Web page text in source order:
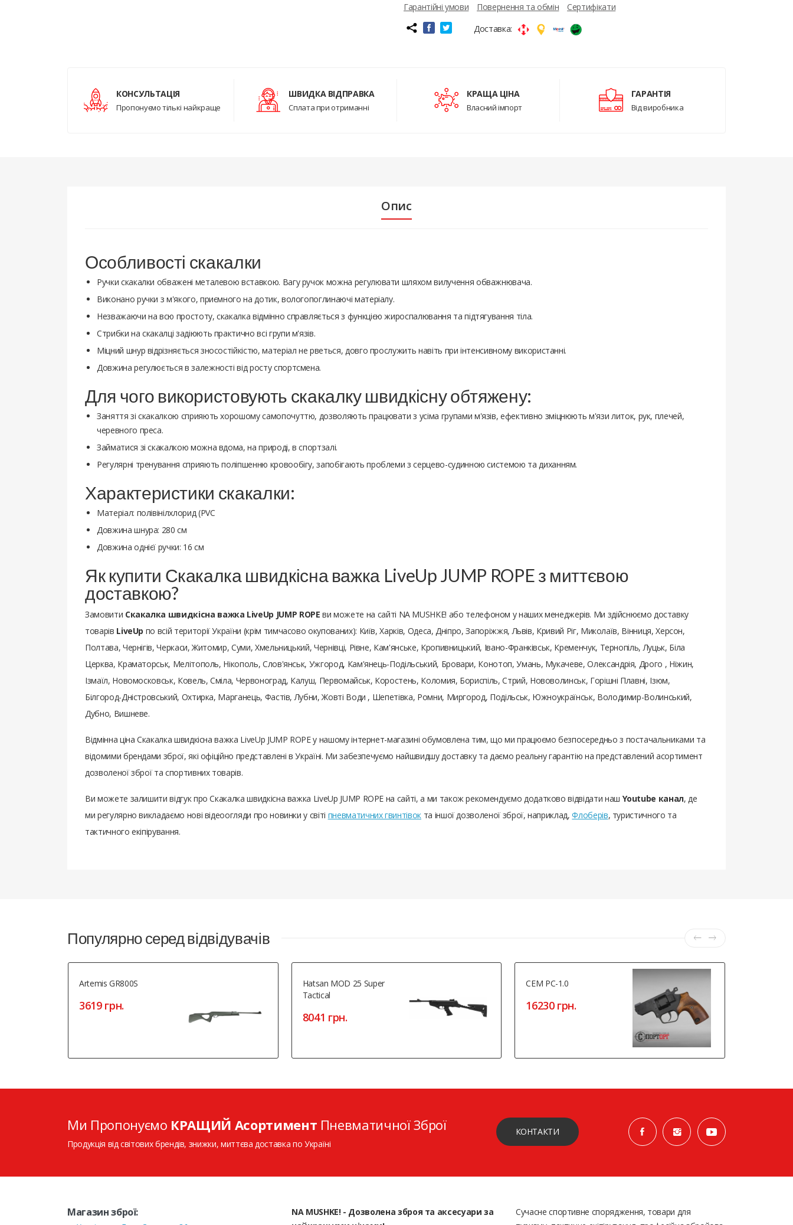
Гарантійні умови Повернення та обмін
Сертифікати
Доставка:
КОНСУЛЬТАЦІЯ
Пропонуємо тількі найкраще
ШВИДКА ВІДПРАВКА
Сплата при отриманні
КРАЩА ЦІНА
Власний імпорт
ГАРАНТІЯ
Від виробника
Опис
Особливості скакалки
Ручки скакалки обважені металевою вставкою. Вагу ручок можна регулювати шляхом вилучення обважнювача.
Виконано ручки з м'якого, приємного на дотик, вологопоглинаючі матеріалу.
Незважаючи на всю простоту, скакалка відмінно справляється з функцією жироспалювання та підтягування тіла.
Стрибки на скакалці задіюють практично всі групи м'язів.
Міцний шнур відрізняється зносостійкістю, матеріал не рветься, довго прослужить навіть при інтенсивному використанні.
Довжина регулюється в залежності від росту спортсмена.
Для чого використовують скакалку швидкісну обтяжену:
Заняття зі скакалкою сприяють хорошому самопочуттю, дозволяють працювати з усіма групами м'язів, ефективно зміцнюють м'язи литок, рук, плечей,
черевного преса.
Займатися зі скакалкою можна вдома, на природі, в спортзалі.
Регулярні тренування сприяють поліпшенню кровообігу, запобігають проблеми з серцево-судинною системою та диханням.
Характеристики скакалки:
Матеріал: полівінілхлорид (PVC
Довжина шнура: 280 см
Довжина однієї ручки: 16 см
Як купити Скакалка швидкісна важка LiveUp JUMP ROPE з миттєвою
доставкою?
Замовити Скакалка швидкісна важка LiveUp JUMP ROPE ви можете на сайті NA MUSHKE! або телефоном у наших менеджерів. Ми здійснюємо доставку
товарів LiveUp по всій території України (крім тимчасово окупованих): Київ, Харків, Одеса, Дніпро, Запоріжжя, Львів, Кривий Ріг, Миколаїв, Вінниця, Херсон,
Полтава, Чернігів, Черкаси, Житомир, Суми, Хмельницький, Чернівці, Рівне, Кам'янське, Кропивницький, Івано-Франківськ, Кременчук, Тернопіль, Луцьк, Біла
Церква, Краматорськ, Мелітополь, Нікополь, Слов'янськ, Ужгород, Кам'янець-Подільський, Бровари, Конотоп, Умань, Мукачеве, Олександрія, Дрого , Ніжин,
Ізмаїл, Новомосковськ, Ковель, Сміла, Червоноград, Калуш, Первомайськ, Коростень, Коломия, Бориспіль, Стрий, Нововолинськ, Горішні Плавні, Ізюм,
Білгород-Дністровський, Охтирка, Марганець, Фастів, Лубни, Жовті Води , Шепетівка, Ромни, Миргород, Подільськ, Южноукраїнськ, Володимир-Волинський,
Дубно, Вишневе.
Відмінна ціна Скакалка швидкісна важка LiveUp JUMP ROPE у нашому інтернет-магазині обумовлена ​​тим, що ми працюємо безпосередньо з постачальниками та
відомими брендами зброї, які офіційно представлені в Україні. Ми забезпечуємо найшвидшу доставку та даємо реальну гарантію на представлений асортимент
дозволеної зброї та спортивних товарів.
Ви можете залишити відгук про Скакалка швидкісна важка LiveUp JUMP ROPE на сайті, а ми також рекомендуємо додатково відвідати наш Youtube канал, де
ми регулярно викладаємо нові відеоогляди про новинки у світі пневматичних гвинтівокта іншої дозволеної зброї, наприклад,Флоберів, туристичного та
тактичного екіпірування.
Популярно серед відвідувачів
Artemis GR800S
3619 грн.
Hatsan MOD 25 Super
Tactical
8041 грн.
СЕМ РС-1.0
16230 грн.
Ми Пропонуємо КРАЩИЙ Асортимент Пневматичної Зброї
Продукція від світових брендів, знижки, миттєва доставка по Україні
КОНТАКТИ
Магазин зброї:
NA MUSHKE! - Дозволена зброя та аксесуари за
Сучасне спортивне спорядження, товари для